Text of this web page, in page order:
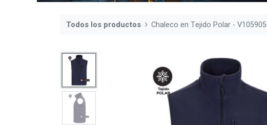
Todos los productos Chaleco en Tejido Polar - V105905